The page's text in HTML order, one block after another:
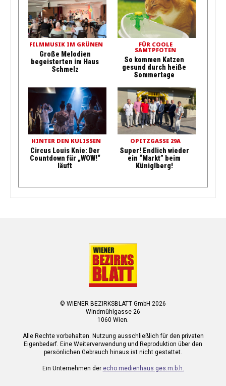
FILMMUSIK IM GRÜNEN
Große Melodien
begeisterten im Haus
Schmelz
FÜR COOLE
SAMTPFOTEN
So kommen Katzen
gesund durch heiße
Sommertage
HINTER DEN KULISSEN
Circus Louis Knie: Der
Countdown für „WOW!“
läuft
OPITZGASSE 29A
Super! Endlich wieder
ein “Markt” beim
Küniglberg!
© WIENER BEZIRKSBLATT GmbH 2026
Windmühlgasse 26
1060 Wien.
Alle Rechte vorbehalten. Nutzung ausschließlich für den privaten
Eigenbedarf. Eine Weiterverwendung und Reproduktion über den
persönlichen Gebrauch hinaus ist nicht gestattet.
Ein Unternehmen der echo medienhaus ges.m.b.h.